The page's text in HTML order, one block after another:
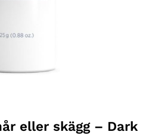
eller skägg – Dark